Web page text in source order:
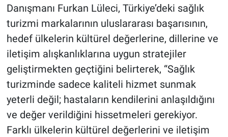
Danışmanı Furkan Lüleci, Türkiye’deki sağlık
turizmi markalarının uluslararası başarısının,
hedef ülkelerin kültürel değerlerine, dillerine ve
iletişim alışkanlıklarına uygun stratejiler
geliştirmekten geçtiğini belirterek, “Sağlık
turizminde sadece kaliteli hizmet sunmak
yeterli değil; hastaların kendilerini anlaşıldığını
ve değer verildiğini hissetmeleri gerekiyor.
Farklı ülkelerin kültürel değerlerini ve iletişim